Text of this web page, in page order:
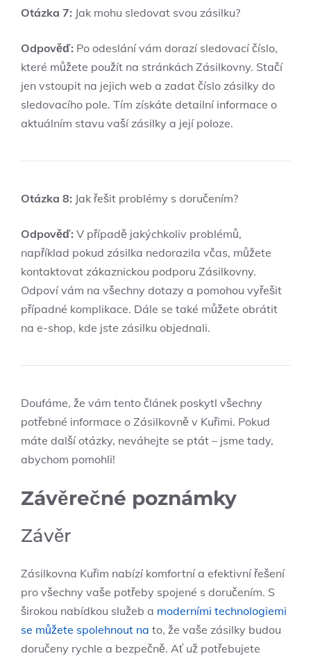
Otázka 7: Jak mohu sledovat svou zásilku?
Odpověď: Po odeslání vám dorazí sledovací číslo,
které můžete použít na stránkách Zásilkovny. Stačí
jen vstoupit na jejich web a zadat číslo zásilky do
sledovacího pole. Tím získáte detailní informace o
aktuálním stavu vaší zásilky a její poloze.
Otázka 8: Jak řešit problémy s doručením?
Odpověď: V případě jakýchkoliv problémů,
například pokud zásilka nedorazila včas, můžete
kontaktovat zákaznickou podporu Zásilkovny.
Odpoví vám na všechny dotazy a pomohou vyřešit
případné komplikace. Dále se také můžete obrátit
na e-shop, kde jste zásilku objednali.
Doufáme, že vám tento článek poskytl všechny
potřebné informace o Zásilkovně v Kuřimi. Pokud
máte další otázky, neváhejte se ptát – jsme tady,
abychom pomohli!
Závěrečné poznámky
Závěr
Zásilkovna Kuřim nabízí komfortní a efektivní řešení
pro všechny vaše potřeby spojené s doručením. S
širokou nabídkou služeb a moderními technologiemi
se můžete spolehnout na to, že vaše zásilky budou
doručeny rychle a bezpečně. Ať už potřebujete